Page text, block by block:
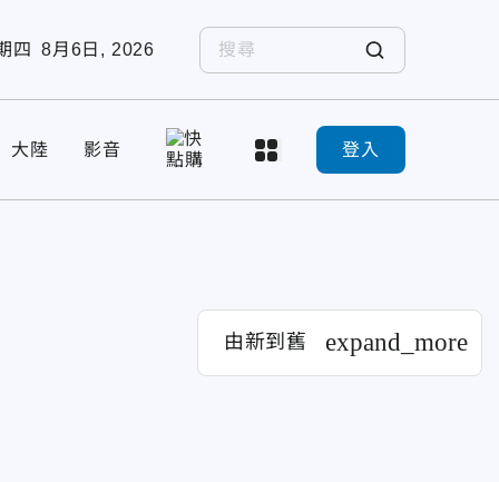
四 8月6日, 2026
大陸 影音 登入
由新到舊 expand_more